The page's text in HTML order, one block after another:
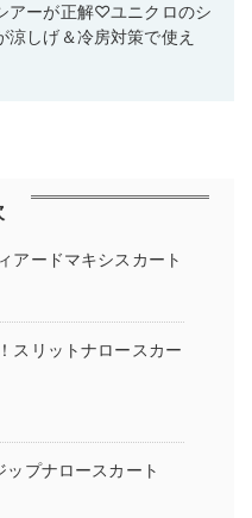
アーが正解♡ユニクロのシ
涼しげ＆冷房対策で使え
アードマキシスカート
スリットナロースカー
プナロースカート